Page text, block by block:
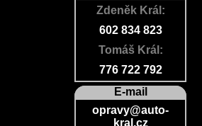
Zdeněk Král:
602 834 823
Tomáš Král:
776 722 792
E-mail
opravy@auto-
kral.cz